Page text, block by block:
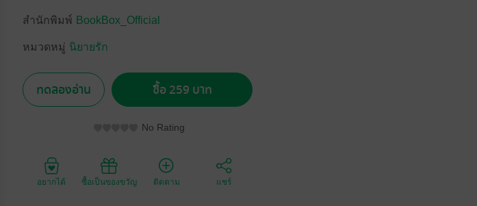
สำนักพิมพ์ BookBox_Official
หมวดหมู่ นิยายรัก
ทดลองอ่าน ซื้อ 259 บาท
No Rating
อยากได้ ซื้อเป็นของขวัญ ติดตาม แชร์